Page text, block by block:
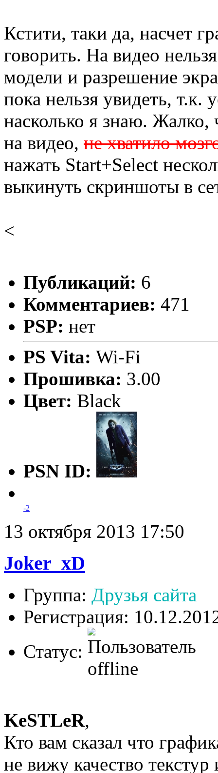
Кстити, таки да, насчет
говорить. На видео
модели и разрешение
пока нельзя увидеть, т.к.
насколько я знаю. Жалко,
на видео, не хватило
нажать Start+Select
выкинуть скриншоты в
<
Публикаций: 6
Комментариев: 471
PSP: нет
PS Vita: Wi-Fi
Прошивка: 3.00
Цвет: Black
PSN ID:
-2
13 октября 2013 17:50
Joker_xD
Группа: Друзья сайта
Регистрация:
Статус:
KeSTLeR,
Кто вам сказал что
не вижу качество